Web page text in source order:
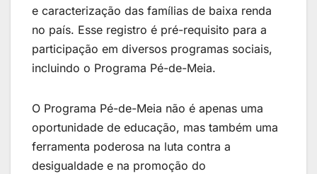
e caracterização das famílias de baixa renda
no país. Esse registro é pré-requisito para a
participação em diversos programas sociais,
incluindo o Programa Pé-de-Meia.
O Programa Pé-de-Meia não é apenas uma
oportunidade de educação, mas também uma
ferramenta poderosa na luta contra a
desigualdade e na promoção do